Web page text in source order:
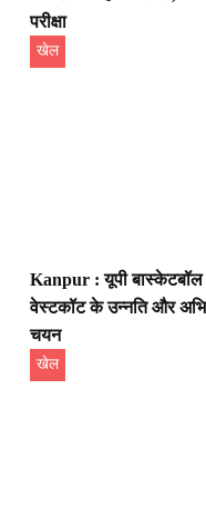
परीक्षा
खेल
Kanpur : यूपी बास्केटबॉल
वेस्टकॉट के उन्नति और
चयन
खेल